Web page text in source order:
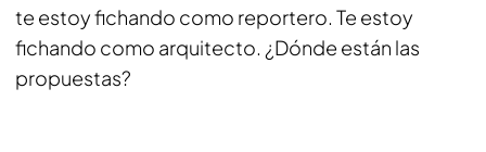
te estoy fichando como reportero. Te estoy
fichando como arquitecto. ¿Dónde están las
propuestas?